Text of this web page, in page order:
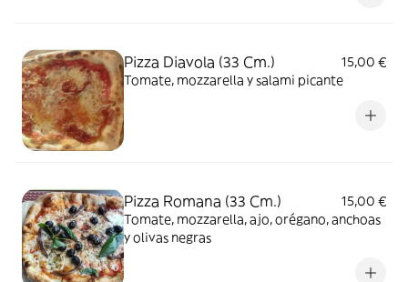
Pizza Diavola (33 Cm.)
15,00 €
Tomate, mozzarella y salami picante
Pizza Romana (33 Cm.)
15,00 €
Tomate, mozzarella, ajo, orégano, anchoas
y olivas negras